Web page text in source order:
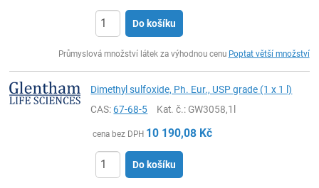
Do košíku
Průmyslová množství látek za výhodnou cenu Poptat větší množství
Dimethyl sulfoxide, Ph. Eur., USP grade (1 x 1 l)
CAS:67-68-5 Kat. č.: GW3058,1l
cena bez DPH 10 190,08 Kč
Do košíku